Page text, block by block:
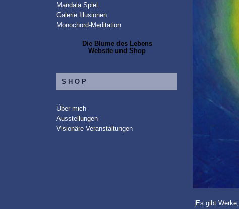
Mandala Spiel
Galerie Illusionen
Monochord-Meditation
Die Blume des Lebens
Website und Shop
SHOP
Über mich
Ausstellungen
Visionäre Veranstaltungen
|Es gibt